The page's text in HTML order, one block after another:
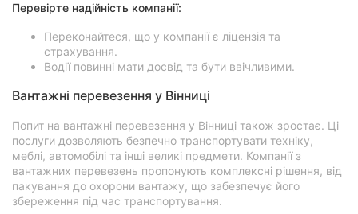
Перевірте надійність компанії:
Переконайтеся, що у компанії є ліцензія та
страхування.
Водії повинні мати досвід та бути ввічливими.
Вантажні перевезення у Вінниці
Попит на вантажні перевезення у Вінниці також зростає. Ці
послуги дозволяють безпечно транспортувати техніку,
меблі, автомобілі та інші великі предмети. Компанії з
вантажних перевезень пропонують комплексні рішення, від
пакування до охорони вантажу, що забезпечує його
збереження під час транспортування.